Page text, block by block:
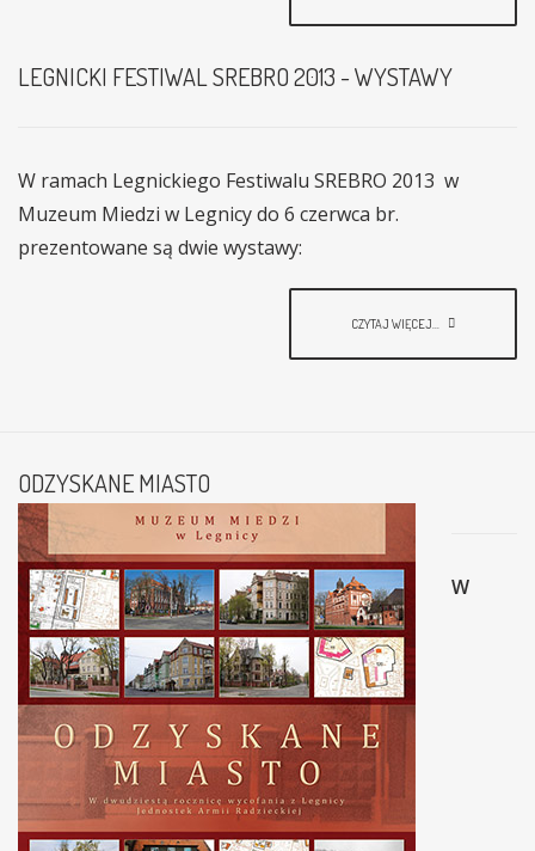
LEGNICKI FESTIWAL SREBRO 2013 - WYSTAWY
W ramach Legnickiego Festiwalu SREBRO 2013 w
Muzeum Miedzi w Legnicy do 6 czerwca br.
prezentowane są dwie wystawy:
CZYTAJ WIĘCEJ...
ODZYSKANE MIASTO
W